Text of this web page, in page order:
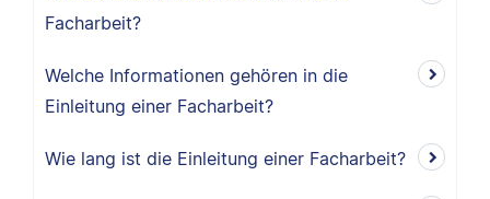
Facharbeit?
Welche Informationen gehören in die
Einleitung einer Facharbeit?
Wie lang ist die Einleitung einer Facharbeit?